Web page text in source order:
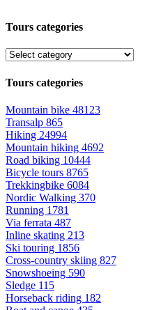
Tours categories
Tours categories
Mountain bike 48123
Transalp 865
Hiking 24994
Mountain hiking 4692
Road biking 10444
Bicycle tours 8765
Trekkingbike 6084
Nordic Walking 370
Running 1781
Via ferrata 487
Inline skating 213
Ski touring 1856
Cross-country skiing 827
Snowshoeing 590
Sledge 115
Horseback riding 182